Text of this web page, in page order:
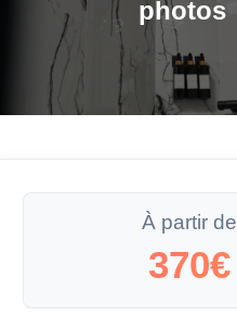
photos
À partir de
370€